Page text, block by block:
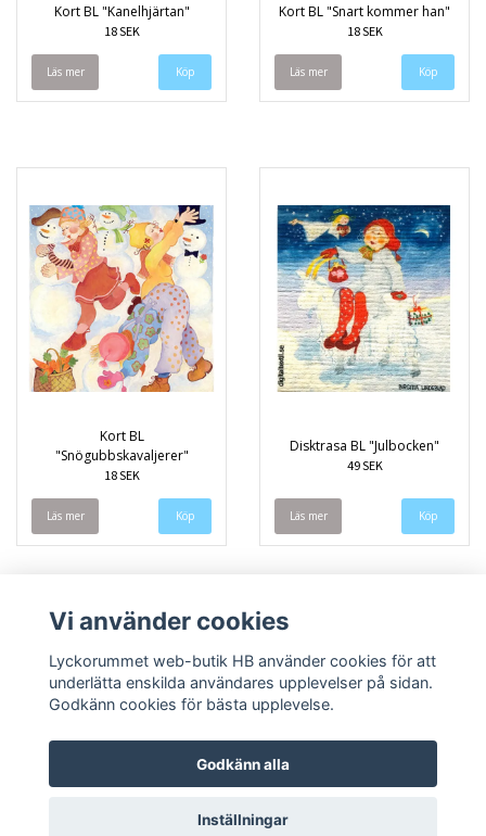
Kort BL "Kanelhjärtan"
18 SEK
Läs mer
Kort BL "Snart kommer han"
18 SEK
Läs mer
Kort BL
"Snögubbskavaljerer"
18 SEK
Läs mer
Disktrasa BL "Julbocken"
49 SEK
Läs mer
© Copyright 2026 Lyckorummet web-butik HB
Vi använder cookies
Lyckorummet web-butik HB använder cookies för att
underlätta enskilda användares upplevelser på sidan.
Godkänn cookies för bästa upplevelse.
Godkänn alla
Inställningar